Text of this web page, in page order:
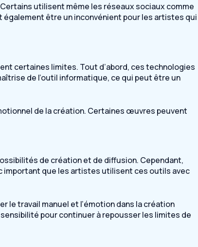
utilisent même les réseaux sociaux comme
être un inconvénient pour les artistes qui
certaines limites. Tout d’abord, ces technologies
de l’outil informatique, ce qui peut être un
de la création. Certaines œuvres peuvent
de création et de diffusion. Cependant,
important que les artistes utilisent ces outils avec
le travail manuel et l’émotion dans la création
pour continuer à repousser les limites de